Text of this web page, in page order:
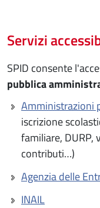
Servizi
SPID consente
pubblica
Amministrazioni
iscrizione
familiare, DURP,
contributi…)
Agenzia delle
INAIL